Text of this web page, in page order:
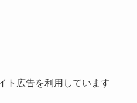
ト広告を利用しています